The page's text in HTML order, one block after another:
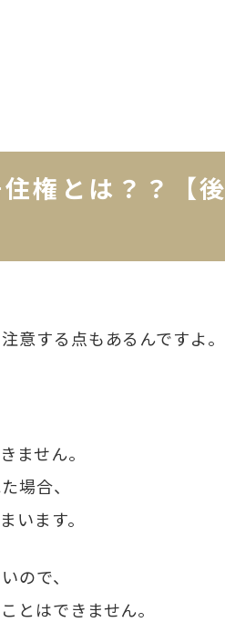
権とは？？【後
意する点もあるんですよ。
ません。
場合、
います。
ので、
とはできません。